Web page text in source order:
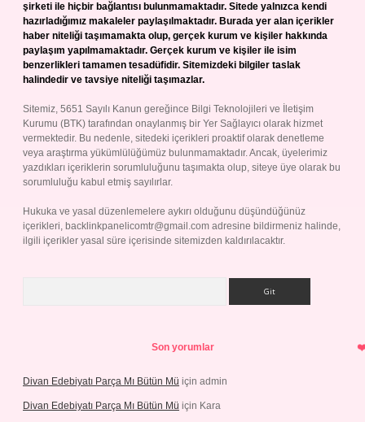
şirketi ile hiçbir bağlantısı bulunmamaktadır. Sitede yalnızca kendi
hazırladığımız makaleler paylaşılmaktadır. Burada yer alan içerikler
haber niteliği taşımamakta olup, gerçek kurum ve kişiler hakkında
paylaşım yapılmamaktadır. Gerçek kurum ve kişiler ile isim
benzerlikleri tamamen tesadüfidir. Sitemizdeki bilgiler taslak
halindedir ve tavsiye niteliği taşımazlar.
Sitemiz, 5651 Sayılı Kanun gereğince Bilgi Teknolojileri ve İletişim
Kurumu (BTK) tarafından onaylanmış bir Yer Sağlayıcı olarak hizmet
vermektedir. Bu nedenle, sitedeki içerikleri proaktif olarak denetleme
veya araştırma yükümlülüğümüz bulunmamaktadır. Ancak, üyelerimiz
yazdıkları içeriklerin sorumluluğunu taşımakta olup, siteye üye olarak bu
sorumluluğu kabul etmiş sayılırlar.
Hukuka ve yasal düzenlemelere aykırı olduğunu düşündüğünüz
içerikleri, backlinkpanelicomtr@gmail.com adresine bildirmeniz halinde,
ilgili içerikler yasal süre içerisinde sitemizden kaldırılacaktır.
Son yorumlar
Divan Edebiyatı Parça Mı Bütün Mü için admin
Divan Edebiyatı Parça Mı Bütün Mü için Kara